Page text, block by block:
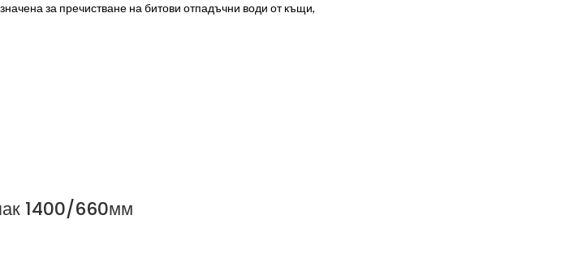
за пречистване на битови отпадъчни води от къщи,
1400/660мм